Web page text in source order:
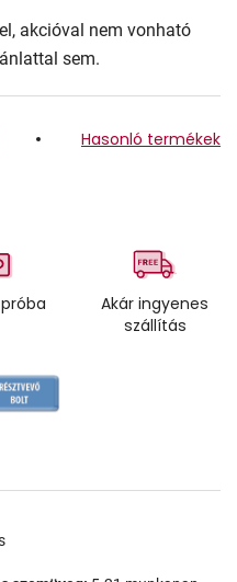
akcióval nem vonható
sem.
Hasonló termékek
Akár ingyenes
szállítás